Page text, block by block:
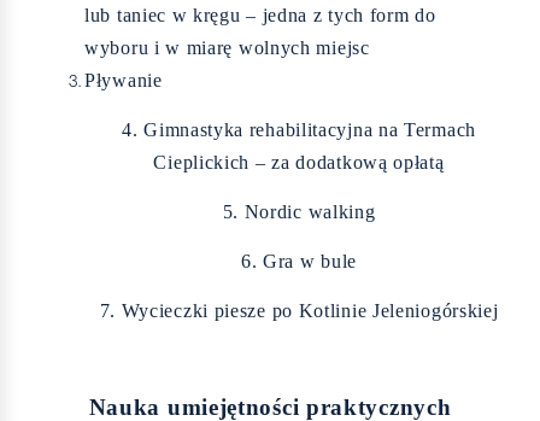
lub taniec w kręgu – jedna z tych form do
wyboru i w miarę wolnych miejsc
Pływanie
4. Gimnastyka rehabilitacyjna na Termach
Cieplickich – za dodatkową opłatą
5. Nordic walking
6. Gra w bule
7. Wycieczki piesze po Kotlinie Jeleniogórskiej
Nauka umiejętności praktycznych